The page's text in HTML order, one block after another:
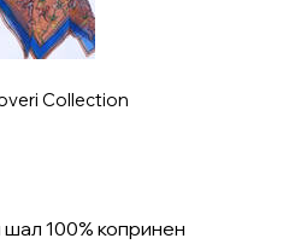
Collection
100% копринен